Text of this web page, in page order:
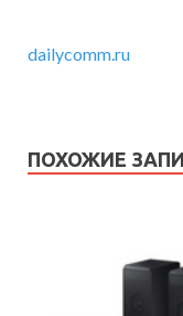
dailycomm.ru
ПОХОЖИЕ